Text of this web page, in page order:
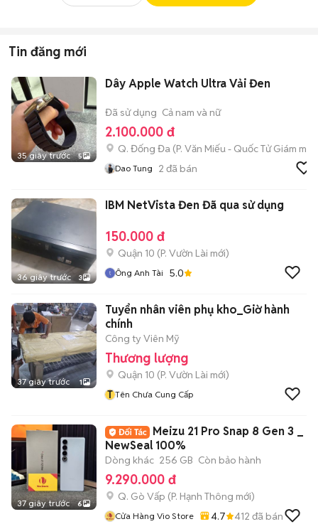
Tin đăng mới
35 giây trước 5
Dây Apple Watch Ultra Vải Đen
Đã sử dụng Cả nam và nữ
2.100.000 đ
Q. Đống Đa (P. Văn Miếu - Quốc Tử Giám mới)
Dao Tung 2 đã bán
36 giây trước 3
IBM NetVista Đen Đã qua sử dụng
150.000 đ
Quận 10 (P. Vườn Lài mới)
Ông Anh Tài 5.0
37 giây trước 1
Tuyển nhân viên phụ kho_Giờ hành
chính
Công ty Viên Mỹ
Thương lượng
Quận 10 (P. Vườn Lài mới)
T Tên Chưa Cung Cấp
37 giây trước 6
Meizu 21 Pro Snap 8 Gen 3 _
NewSeal 100%
Dòng khác 256 GB Còn bảo hành
9.290.000 đ
Q. Gò Vấp (P. Hạnh Thông mới)
Cửa Hàng Vio Store 4.7 412 đã bán